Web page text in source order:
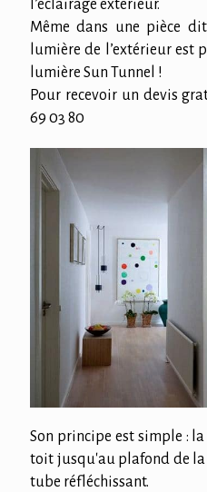
l’éclairage extérieur.
Même dans une pièce
lumière de l’extérieur est
lumière Sun Tunnel !
Pour recevoir un devis
69 03 80
Son principe est simple :
toit jusqu'au plafond de la
tube réfléchissant.